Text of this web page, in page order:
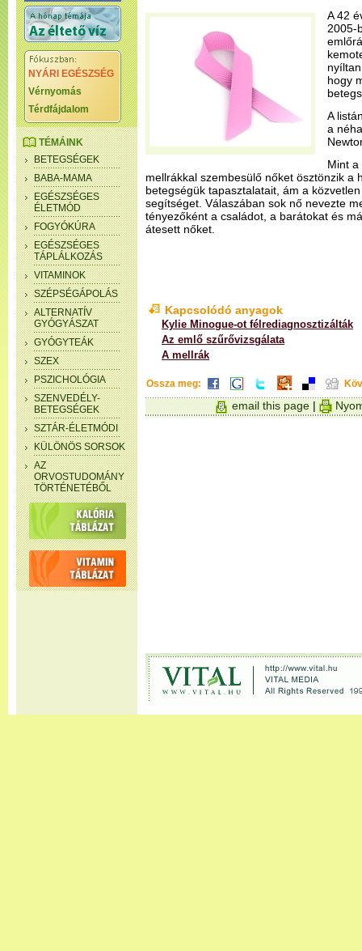
NYÁRI EGÉSZSÉG
Vérnyomás
Térdfájdalom
TÉMÁINK
BETEGSÉGEK
BABA-MAMA
EGÉSZSÉGES
ÉLETMÓD
FOGYÓKÚRA
EGÉSZSÉGES
TÁPLÁLKOZÁS
VITAMINOK
SZÉPSÉGÁPOLÁS
ALTERNATÍV
GYÓGYÁSZAT
GYÓGYTEÁK
SZEX
PSZICHOLÓGIA
SZENVEDÉLY-
BETEGSÉGEK
SZTÁR-ÉLETMÓDI
KÜLÖNÖS SORSOK
AZ
ORVOSTUDOMÁNY
TÖRTÉNETÉBŐL
A 42
2005-
hogy
A
a
Mint a
mellrákkal szembesülő nőket ösztönzik a
betegségük tapasztalatait, ám a
segítséget. Válaszában sok nő nevezte
tényezőként a családot, a barátokat és
átesett nőket.
Kapcsolódó anyagok
Kylie Minogue-ot félrediagnosztizálták
Az emlő szűrővizsgálata
A mellrák
Ossza meg:
email this page |